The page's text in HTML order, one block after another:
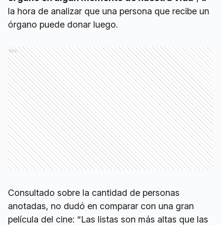
la hora de analizar que una persona que recibe un
órgano puede donar luego.
Ads
Consultado sobre la cantidad de personas
anotadas, no dudó en comparar con una gran
película del cine: “Las listas son más altas que las